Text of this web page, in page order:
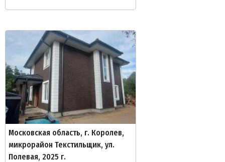
Московская область, г. Королев,
микрорайон Текстильщик, ул.
Полевая, 2025 г.